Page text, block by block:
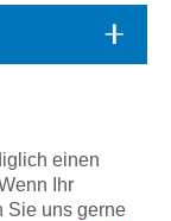
einen
Ihr
Sie uns gerne